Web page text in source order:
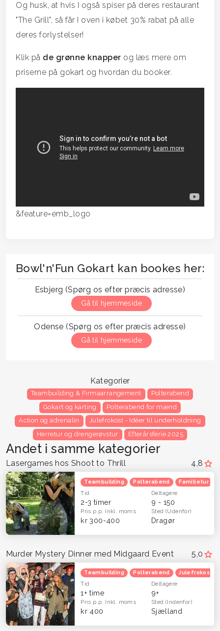
Og husk, at hvis I også spiser på deres restaurant
"The Grill", så får I oven i købet 30% rabat på alle
deres forlystelser!
Klik på de grønne knapper og læs mere om
priserne på gokart og hvordan du booker.
&feature=emb_logo
Bowl'n'Fun Gokart kan bookes her:
Esbjerg (Spørg os efter præcis adresse)
Gå til hjemmeside
Odense (Spørg os efter præcis adresse)
Gå til hjemmeside
Kategorier
Teambuilding & Firmaarrangement
Polterabend
Gokart og karting
Polterabend for mænd
Action og adrenalin
Julefrokost - Idéer til underholdning
Herretur og drengerøvstur
Efterårsferie 2025
Andet i samme kategorier
4,8
Lasergames hos Shoot to Thrill
Teambuilding Polterabend Familietur
Tid
2-3 timer
Deltagere
9 - 150
Pris p.p. Inkl. moms
kr 300-400
Sted(Udenfor)
Dragør
5,0
Murder Mystery Dinner med Midgaard Event
Teambuilding Polterabend Julefrokost
Tid
1+ time
Deltagere
9+
Pris p.p. Inkl. moms
kr 400
Sted(Indenfor)
Sjælland